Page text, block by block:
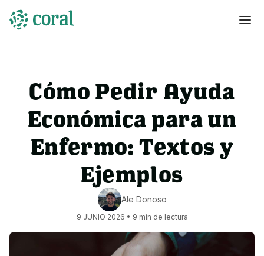
Cómo Pedir Ayuda
Económica para un
Enfermo: Textos y
Ejemplos
Ale Donoso
9 JUNIO 2026 • 9 min de lectura